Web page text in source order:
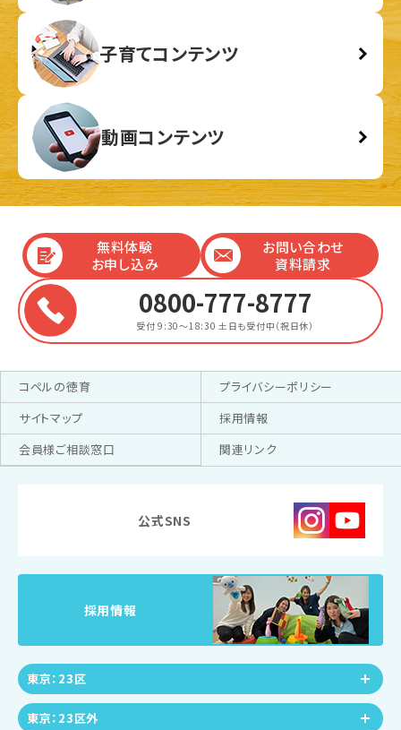
子育てコンテンツ
動画コンテンツ
無料体験
お申し込み
お問い合わせ
資料請求
0800-777-8777
受付 9:30～18:30 土日も受付中（祝日休）
コペルの徳育
プライバシーポリシー
サイトマップ
採用情報
会員様ご相談窓口
関連リンク
公式SNS
採用情報
東京：23区
東京：23区外